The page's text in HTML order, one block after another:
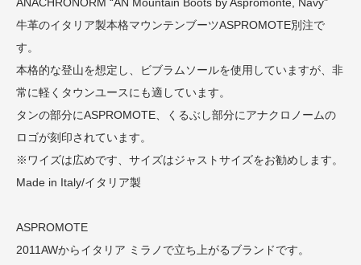
牛革のイタリア製本格マウンテンブーツASPROMOTE別注で
す。
本格的な登山を想定し、ビブラムソールを使用していますが、非
常に軽くタウンユースにも適しています。
タンの部分にASPROMOTE、くるぶし部分にアナクロノームの
ロゴが刻印されています。
※ワイズは広めです、サイズはジャストサイズをお勧めします。
Made in Italy/イタリア製
ASPROMOTE
2011AWからイタリア ミラノで立ち上がるブランドです。